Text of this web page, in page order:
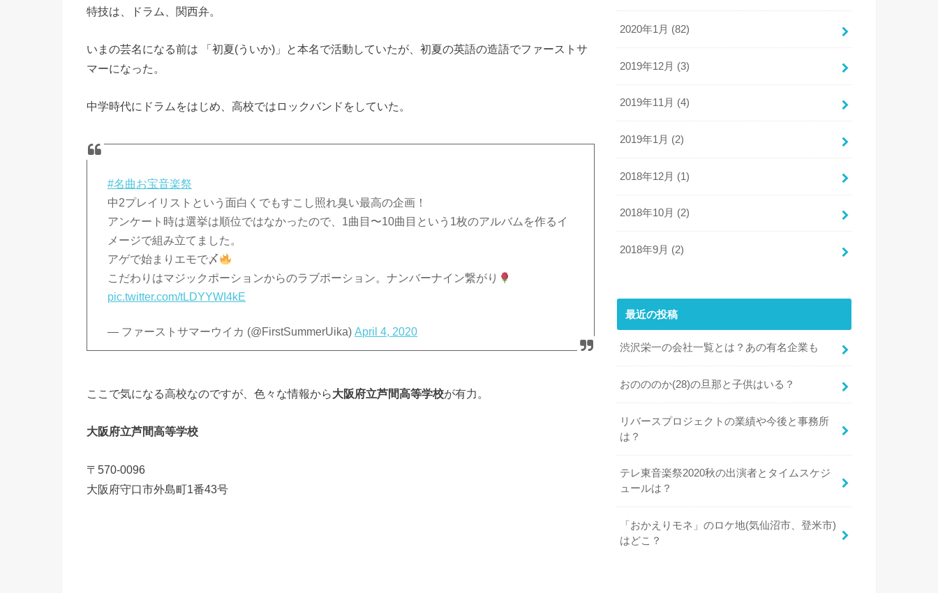
特技は、ドラム、関西弁。
いまの芸名になる前は 「初夏(ういか)」と本名で活動していたが、初夏の英語の造語でファーストサ
マーになった。
中学時代にドラムをはじめ、高校ではロックバンドをしていた。
#名曲お宝音楽祭
中2プレイリストという面白くでもすこし照れ臭い最高の企画！
アンケート時は選挙は順位ではなかったので、1曲目〜10曲目という1枚のアルバムを作るイ
メージで組み立てました。
アゲで始まりエモで〆
こだわりはマジックポーションからのラブポーション。ナンバーナイン繋がり
pic.twitter.com/tLDYYWI4kE
— ファーストサマーウイカ (@FirstSummerUika)April 4, 2020
ここで気になる高校なのですが、色々な情報から大阪府立芦間高等学校が有力。
大阪府立芦間高等学校
〒570-0096
大阪府守口市外島町1番43号
2020年1月 (82)
2019年12月 (3)
2019年11月 (4)
2019年1月 (2)
2018年12月 (1)
2018年10月 (2)
2018年9月 (2)
最近の投稿
渋沢栄一の会社一覧とは？あの有名企業も
おのののか(28)の旦那と子供はいる？
リバースプロジェクトの業績や今後と事務所
は？
テレ東音楽祭2020秋の出演者とタイムスケジ
ュールは？
「おかえりモネ」のロケ地(気仙沼市、登米市)
はどこ？